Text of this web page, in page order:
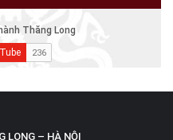
LONG – HÀ NỘI